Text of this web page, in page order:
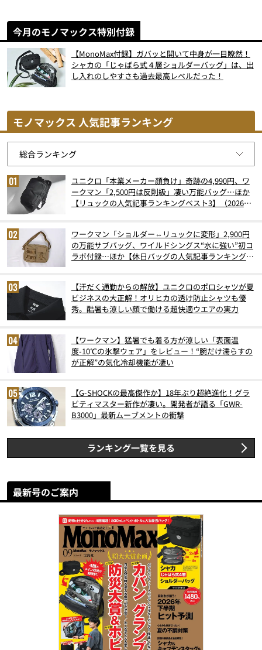
今月のモノマックス特別付録
【MonoMax付録】ガバッと開いて中身が一目瞭然！
シャカの「じゃばら式４層ショルダーバッグ」は、出
し入れのしやすさも過去最高レベルだった！
モノマックス 人気記事ランキング
ユニクロ「本業メーカー顔負け」奇跡の4,990円、ワ
ークマン「2,500円は反則級」凄い万能バッグ…ほか
【リュックの人気記事ランキングベスト3】（2026年
ワークマン「ショルダー⇔リュックに変形」2,900円
の万能サブバッグ、ワイルドシングス“水に強い”初コ
ラボ付録…ほか【休日バッグの人気記事ランキングベ
【汗だく通勤からの解放】ユニクロのポロシャツが夏
ビジネスの大正解！オリヒカの透け防止シャツも優
秀。酷暑も涼しい顔で働ける超快適ウエアの実力
【ワークマン】猛暑でも着る方が涼しい「表面温
度-10℃の氷撃ウェア」をレビュー！“腕だけ濡らすの
が正解”の気化冷却機能が凄い
【G-SHOCKの最高傑作か】18年ぶり超絶進化！グラ
ビティマスター新作が凄い。開発者が語る「GWR-
B3000」最新ムーブメントの衝撃
ランキング一覧を見る
最新号のご案内